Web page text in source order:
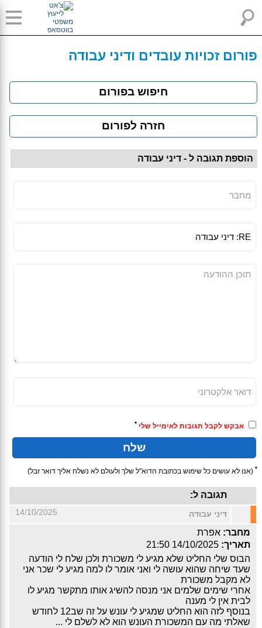
פורום זכויות עובדים ודיני עבודה
חיפוש בפורום
חזרה לפורום
הוספת תגובה ל - דיני עבודה
אבקש לקבל תגובות לאימייל שלי *
* (אנו לא עושים כל שימוש בכתובת הדוא"ל שלך ולעולם לא נשלח אליך דואר זבל)
תגובה ל:
דיני עבודה 14/10/2025
מחבר: אפרת
תאריך: 14/10/2025 21:50
הבוס שלי החליט שלא מגיע לי משכורת ולכן שלח לי הודעה
שעד שיחה שהוא עושה לי ואני אומר לו למה מגיע לי שכר אני
לא מקבל משכורת
אחרי שימים שלמים אני מנסה להשיג אותו מתקשר מגיע לו
לבית אין לי מענה
בנוסף לזה הוא החליט שמגיע לי עונש על זה שב12 לחודש
שאלתי מה עם המשכורת העונש הוא לא לשלם לי ...